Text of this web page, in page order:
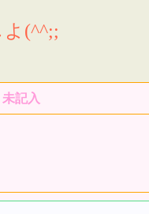
(^^;;
未記入